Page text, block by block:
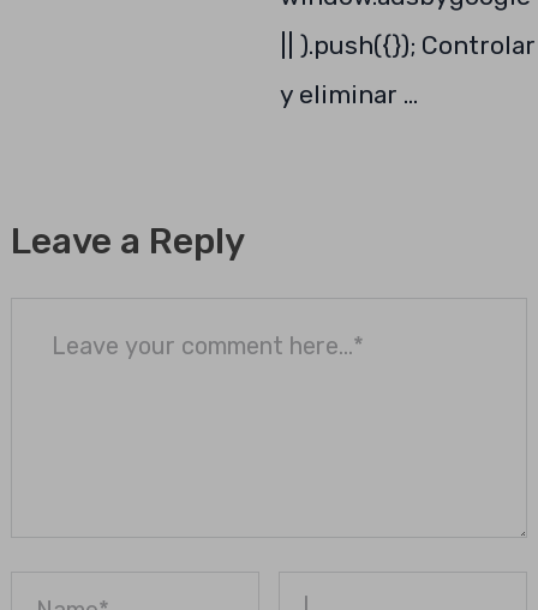
|| ).push({}); Controlar
y eliminar …
Leave a Reply